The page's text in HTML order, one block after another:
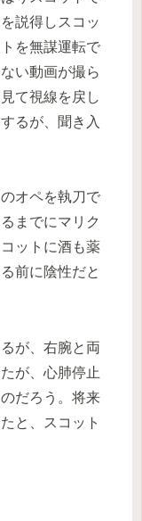
説得しスコッ
を無謀運転で
い動画が撮ら
て視線を戻し
るが、聞き入
オペを執刀で
までにマリク
ットに酒も薬
前に陰性だと
が、右腕と両
が、心肺停止
だろう。将来
と、スコット